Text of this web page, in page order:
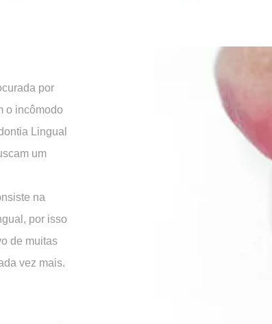
por
o incômodo
Lingual
um
na
por isso
de muitas
vez mais.